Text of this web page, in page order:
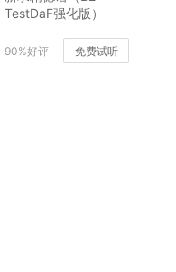
TestDaF强化版）
90%好评 免费试听